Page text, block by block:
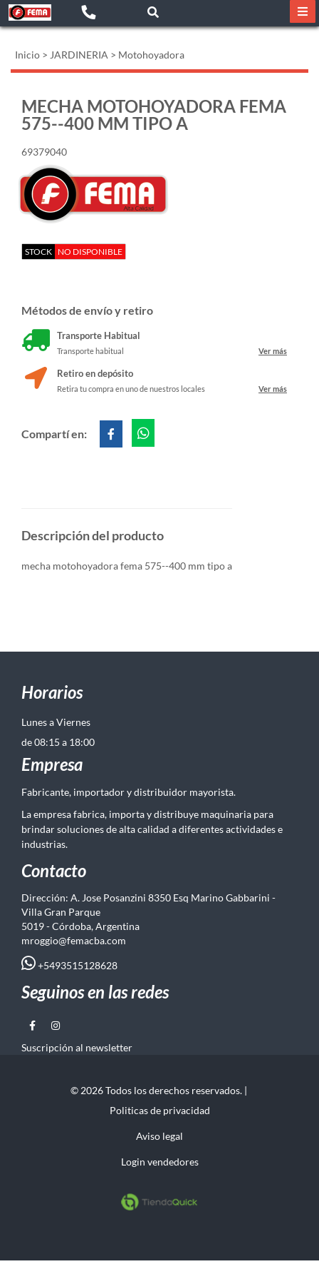
Inicio > JARDINERIA > Motohoyadora
MECHA MOTOHOYADORA FEMA
575--400 MM TIPO A
69379040
STOCK NO DISPONIBLE
Métodos de envío y retiro
Transporte Habitual
Transporte habitual Ver más
Retiro en depósito
Retira tu compra en uno de nuestros locales Ver más
Compartí en:
Descripción del producto
mecha motohoyadora fema 575--400 mm tipo a
Horarios
Lunes a Viernes
de 08:15 a 18:00
Empresa
Fabricante, importador y distribuidor mayorista.
La empresa fabrica, importa y distribuye maquinaria para
brindar soluciones de alta calidad a diferentes actividades e
industrias.
Contacto
Dirección: A. Jose Posanzini 8350 Esq Marino Gabbarini -
Villa Gran Parque
5019 - Córdoba, Argentina
mroggio@femacba.com
+5493515128628
Seguinos en las redes
Suscripción al newsletter
© 2026 Todos los derechos reservados. |
Politicas de privacidad
Aviso legal
Login vendedores